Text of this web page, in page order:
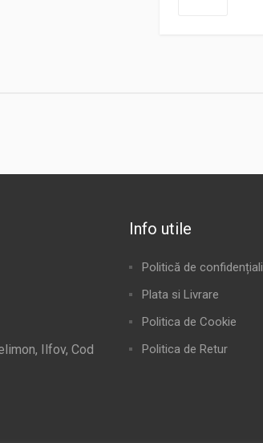
Ilfov, Cod
Info utile
Politică de
Plata si Livrare
Politica de Cookie
Politica de Retur